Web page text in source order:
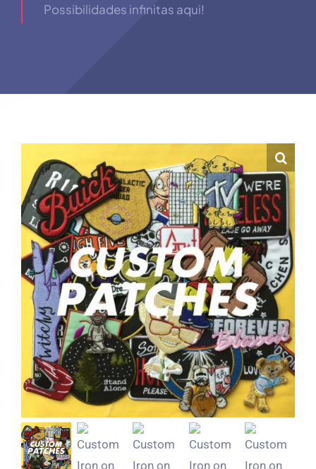
Possibilidades infinitas aqui!